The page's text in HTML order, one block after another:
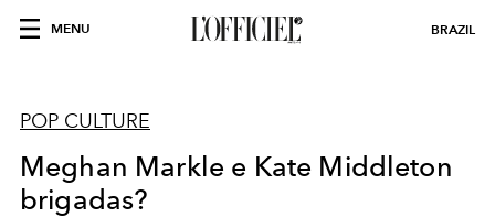
MENU BRAZIL
POP CULTURE
Meghan Markle e Kate Middleton
brigadas?